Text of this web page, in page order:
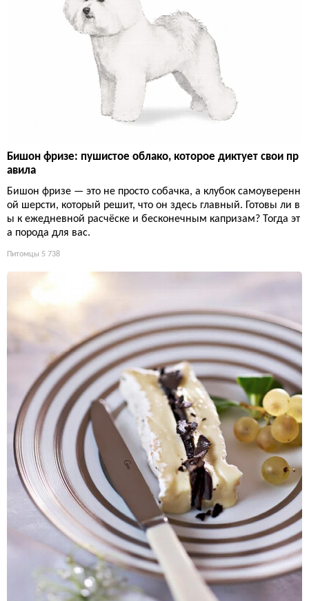
Бишон фризе: пушистое облако, которое диктует свои пр
авила
Бишон фризе — это не просто собачка, а клубок самоуверенн
ой шерсти, который решит, что он здесь главный. Готовы ли в
ы к ежедневной расчёске и бесконечным капризам? Тогда эт
а порода для вас.
Питомцы 5 738